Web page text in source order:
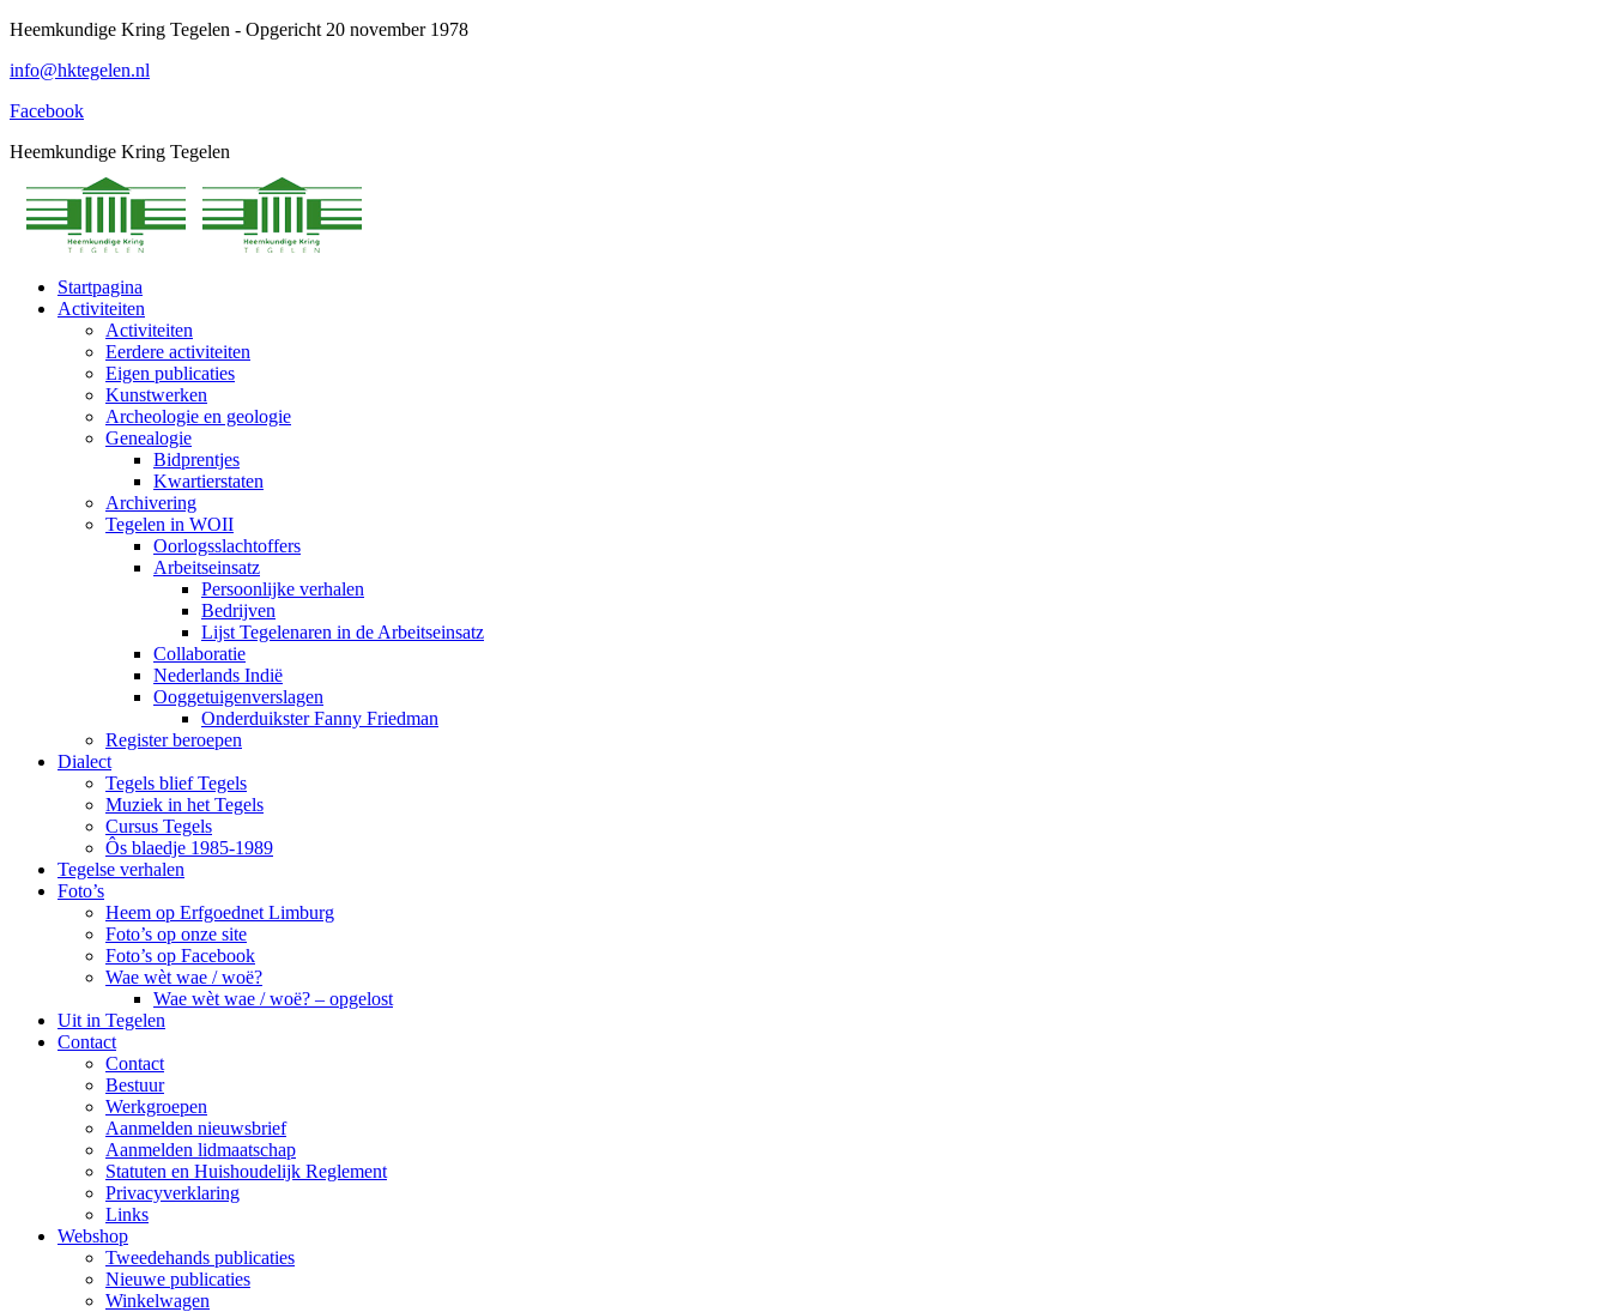
Spring
content
Heemkundige Kring Tegelen - Opgericht 20 november 1978
info@hktegelen.nl
Facebook
Heemkundige Kring Tegelen
Startpagina
Activiteiten
Activiteiten
Eerdere activiteiten
Eigen publicaties
Kunstwerken
Archeologie en geologie
Genealogie
Bidprentjes
Kwartierstaten
Archivering
Tegelen in WOII
Oorlogsslachtoffers
Arbeitseinsatz
Persoonlijke verhalen
Bedrijven
Lijst Tegelenaren in de Arbeitseinsatz
Collaboratie
Nederlands Indië
Ooggetuigenverslagen
Onderduikster Fanny Friedman
Register beroepen
Dialect
Tegels blief Tegels
Muziek in het Tegels
Cursus Tegels
Ôs blaedje 1985-1989
Tegelse verhalen
Foto’s
Heem op Erfgoednet Limburg
Foto’s op onze site
Foto’s op Facebook
Wae wèt wae / woë?
Wae wèt wae / woë? – opgelost
Uit in Tegelen
Contact
Contact
Bestuur
Werkgroepen
Aanmelden nieuwsbrief
Aanmelden lidmaatschap
Statuten en Huishoudelijk Reglement
Privacyverklaring
Links
Webshop
Tweedehands publicaties
Nieuwe publicaties
Winkelwagen